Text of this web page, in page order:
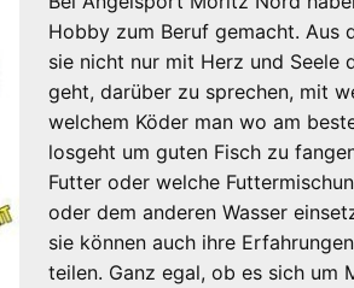
Hobby zum Beruf gemacht. Aus
sie nicht nur mit Herz und Seele
geht, darüber zu sprechen, mit
welchem Köder man wo am
losgeht um guten Fisch zu
Futter oder welche
oder dem anderen Wasser
sie können auch ihre
teilen. Ganz egal, ob es sich um